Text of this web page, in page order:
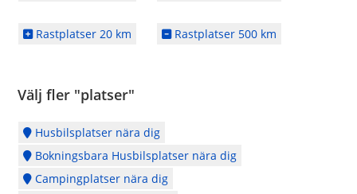
Rastplatser 20 km Rastplatser 500 km
Välj fler "platser"
Husbilsplatser nära dig
Bokningsbara Husbilsplatser nära dig
Campingplatser nära dig